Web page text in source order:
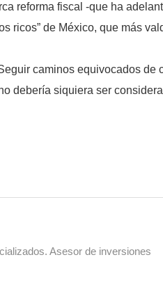
reforma fiscal -que ha
ricos” de México, que más
caminos equivocados de
debería siquiera ser
Asesor de inversiones